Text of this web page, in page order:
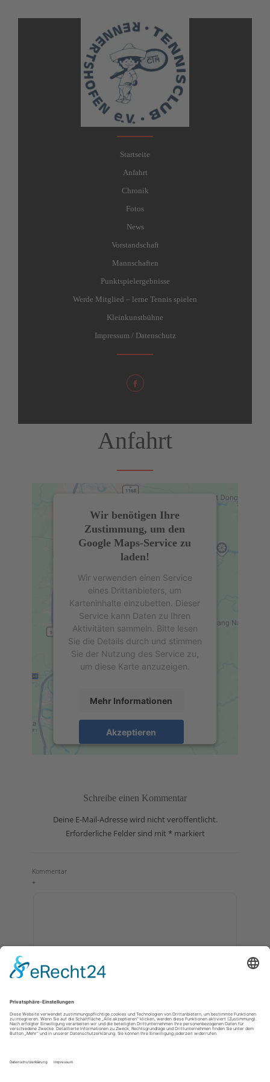
Startseite
Anfahrt
Chronik
Fotos
News
Vorstandschaft
Mannschaften
Punktspielergebnisse
Werde Mitglied – lerne Tennis spielen
Kleinkunstbühne
Impressum / Datenschutz
Anfahrt
Wir benötigen Ihre
Zustimmung, um den
Google Maps-Service zu
laden!
Wir verwenden einen Service
eines Drittanbieters, um
Karteninhalte einzubetten. Dieser
Service kann Daten zu Ihren
Aktivitäten sammeln. Bitte lesen
Sie die Details durch und stimmen
Sie der Nutzung des Service zu,
um diese Karte anzuzeigen.
Mehr Informationen
Akzeptieren
powered by
Schreibe einen Kommentar
Deine E-Mail-Adresse wird nicht veröffentlicht.
Erforderliche Felder sind mit *markiert
Kommentar
*
Website